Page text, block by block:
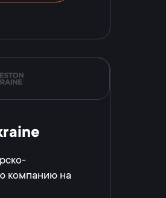
компанию на